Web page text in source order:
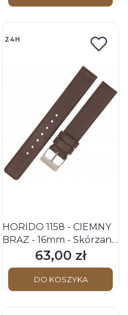
24H
HORIDO 1158 - CIEMNY
BRĄZ - 16mm - Skórzany
pasek do zegarka
Cena
63,00 zł
DO KOSZYKA